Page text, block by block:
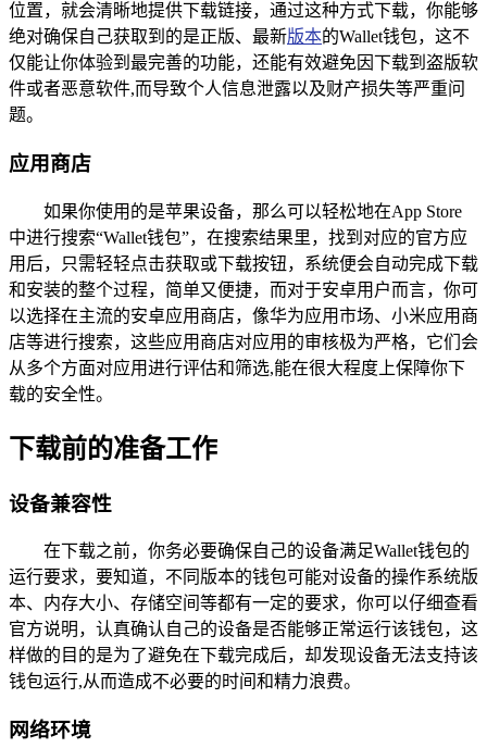
位置，就会清晰地提供下载链接，通过这种方式下载，你能够
绝对确保自己获取到的是正版、最新版本的Wallet钱包，这不
仅能让你体验到最完善的功能，还能有效避免因下载到盗版软
件或者恶意软件,而导致个人信息泄露以及财产损失等严重问
题。
应用商店
如果你使用的是苹果设备，那么可以轻松地在App Store
中进行搜索“Wallet钱包”，在搜索结果里，找到对应的官方应
用后，只需轻轻点击获取或下载按钮，系统便会自动完成下载
和安装的整个过程，简单又便捷，而对于安卓用户而言，你可
以选择在主流的安卓应用商店，像华为应用市场、小米应用商
店等进行搜索，这些应用商店对应用的审核极为严格，它们会
从多个方面对应用进行评估和筛选,能在很大程度上保障你下
载的安全性。
下载前的准备工作
设备兼容性
在下载之前，你务必要确保自己的设备满足Wallet钱包的
运行要求，要知道，不同版本的钱包可能对设备的操作系统版
本、内存大小、存储空间等都有一定的要求，你可以仔细查看
官方说明，认真确认自己的设备是否能够正常运行该钱包，这
样做的目的是为了避免在下载完成后，却发现设备无法支持该
钱包运行,从而造成不必要的时间和精力浪费。
网络环境